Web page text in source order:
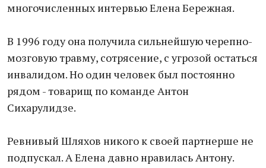
многочисленных интервью Елена Бережная.
В 1996 году она получила сильнейшую черепно-
мозговую травму, сотрясение, с угрозой остаться
инвалидом. Но один человек был постоянно
рядом - товарищ по команде Антон
Сихарулидзе.
Ревнивый Шляхов никого к своей партнерше не
подпускал. А Елена давно нравилась Антону.